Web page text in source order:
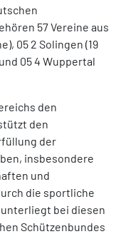
57 Vereine aus
05 2 Solingen (19
05 4 Wuppertal
den
den
der
insbesondere
und
die sportliche
bei diesen
Schützenbundes